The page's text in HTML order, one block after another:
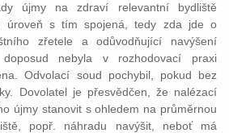
újmy na zdraví relevantní bydliště
úroveň s tím spojená, tedy zda jde o
zřetele a odůvodňující navýšení
nebyla v rozhodovací praxi
Odvolací soud pochybil, pokud bez
Dovolatel je přesvědčen, že nalézací
újmy stanovit s ohledem na průměrnou
popř. náhradu navýšit, neboť má